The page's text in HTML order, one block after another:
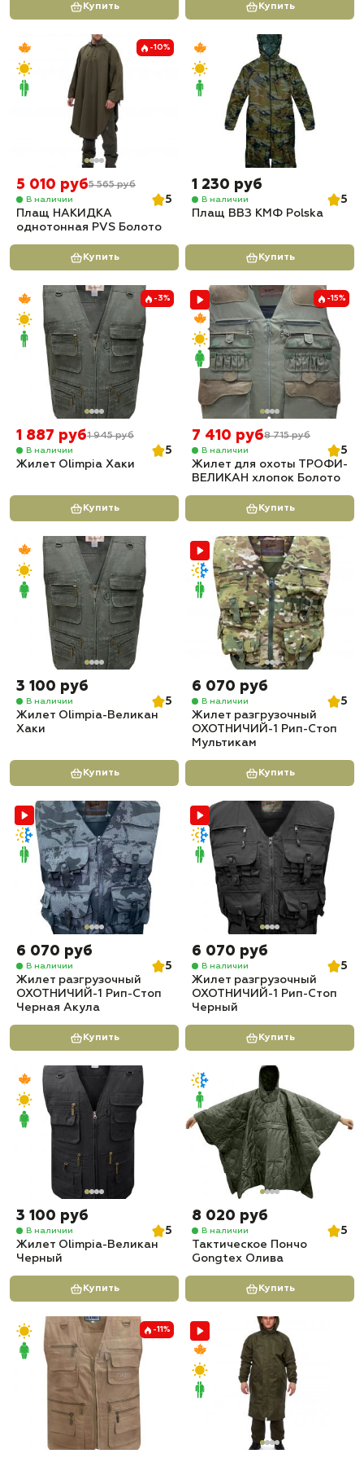
Купить Купить
-10%
5 010 руб5 565 руб
В наличии
5
Плащ НАКИДКА
однотонная PVS Болото
Купить
1 230 руб
В наличии
5
Плащ ВВЗ КМФ Polska
Купить
-3%
1 887 руб1 945 руб
В наличии
5
Жилет Olimpia Хаки
Купить
-15%
7 410 руб8 715 руб
В наличии
5
Жилет для охоты ТРОФИ-
ВЕЛИКАН хлопок Болото
Купить
3 100 руб
В наличии
5
Жилет Olimpia-Великан
Хаки
Купить
6 070 руб
В наличии
5
Жилет разгрузочный
ОХОТНИЧИЙ-1 Рип-Стоп
Мультикам
Купить
6 070 руб
В наличии
5
Жилет разгрузочный
ОХОТНИЧИЙ-1 Рип-Стоп
Черная Акула
Купить
6 070 руб
В наличии
5
Жилет разгрузочный
ОХОТНИЧИЙ-1 Рип-Стоп
Черный
Купить
3 100 руб
В наличии
5
Жилет Olimpia-Великан
Черный
Купить
8 020 руб
В наличии
5
Тактическое Пончо
Gongtex Олива
Купить
-11%